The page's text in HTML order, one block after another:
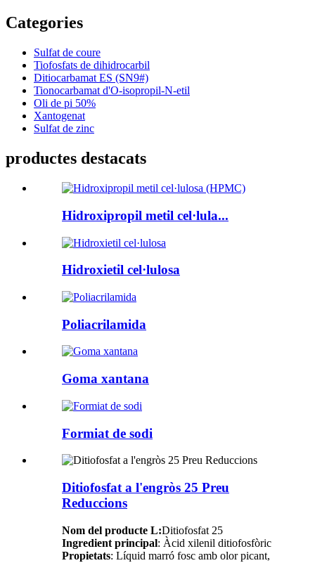
Categories
Sulfat de coure
Tiofosfats de dihidrocarbil
Ditiocarbamat ES (SN9#)
Tionocarbamat d'O-isopropil-N-etil
Oli de pi 50%
Xantogenat
Sulfat de zinc
productes destacats
Hidroxipropil metil cel·lula...
Hidroxietil cel·lulosa
Poliacrilamida
Goma xantana
Formiat de sodi
Ditiofosfat a l'engròs 25 Preu
Reduccions
Nom del producte L:Ditiofosfat 25
Ingredient principal: Àcid xilenil ditiofosfòric
Propietats: Líquid marró fosc amb olor picant,